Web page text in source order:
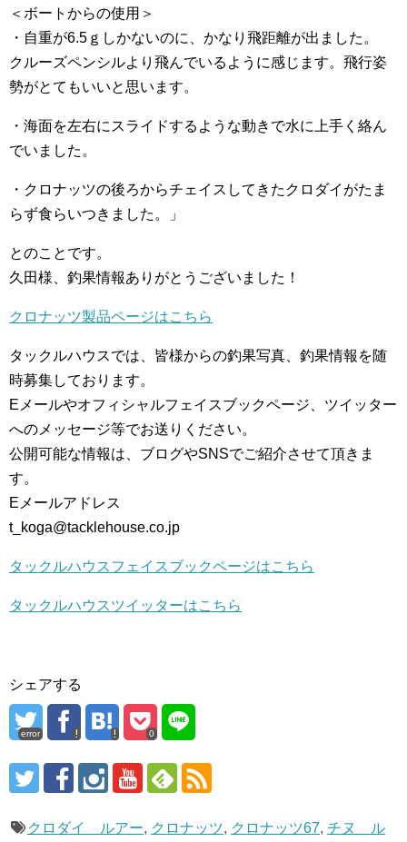
＜ボートからの使用＞
・自重が6.5ｇしかないのに、かなり飛距離が出ました。
クルーズペンシルより飛んでいるように感じます。飛行姿
勢がとてもいいと思います。
・海面を左右にスライドするような動きで水に上手く絡ん
でいました。
・クロナッツの後ろからチェイスしてきたクロダイがたま
らず食らいつきました。」
とのことです。
久田様、釣果情報ありがとうございました！
クロナッツ製品ページはこちら
タックルハウスでは、皆様からの釣果写真、釣果情報を随
時募集しております。
Eメールやオフィシャルフェイスブックページ、ツイッター
へのメッセージ等でお送りください。
公開可能な情報は、ブログやSNSでご紹介させて頂きま
す。
Eメールアドレス
t_koga@tacklehouse.co.jp
タックルハウスフェイスブックページはこちら
タックルハウスツイッターはこちら
シェアする
error 0
クロダイ ルアー, クロナッツ, クロナッツ67, チヌ ル